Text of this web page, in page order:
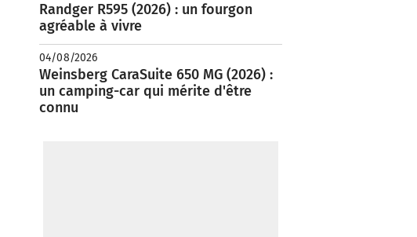
Randger R595 (2026) : un fourgon
agréable à vivre
04/08/2026
Weinsberg CaraSuite 650 MG (2026) :
un camping-car qui mérite d'être
connu